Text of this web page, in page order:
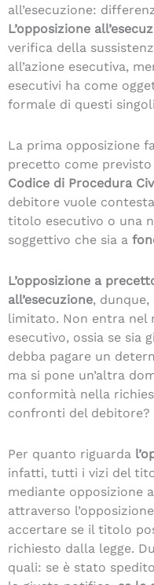
all’esecuzione:
L’opposizione
verifica della
all’azione esecutiva,
esecutivi ha come
formale di questi
La prima opposizione
precetto come previsto
Codice di Procedura
debitore vuole
titolo esecutivo o una
soggettivo che sia a
L’opposizione a
all’esecuzione,
limitato. Non entra
esecutivo, ossia se sia
debba pagare un
ma si pone un’altra
conformità nella
confronti del debitore?
Per quanto riguarda
infatti, tutti i vizi del
mediante opposizione
attraverso
accertare se il titolo
richiesto dalla legge.
quali: se è stato